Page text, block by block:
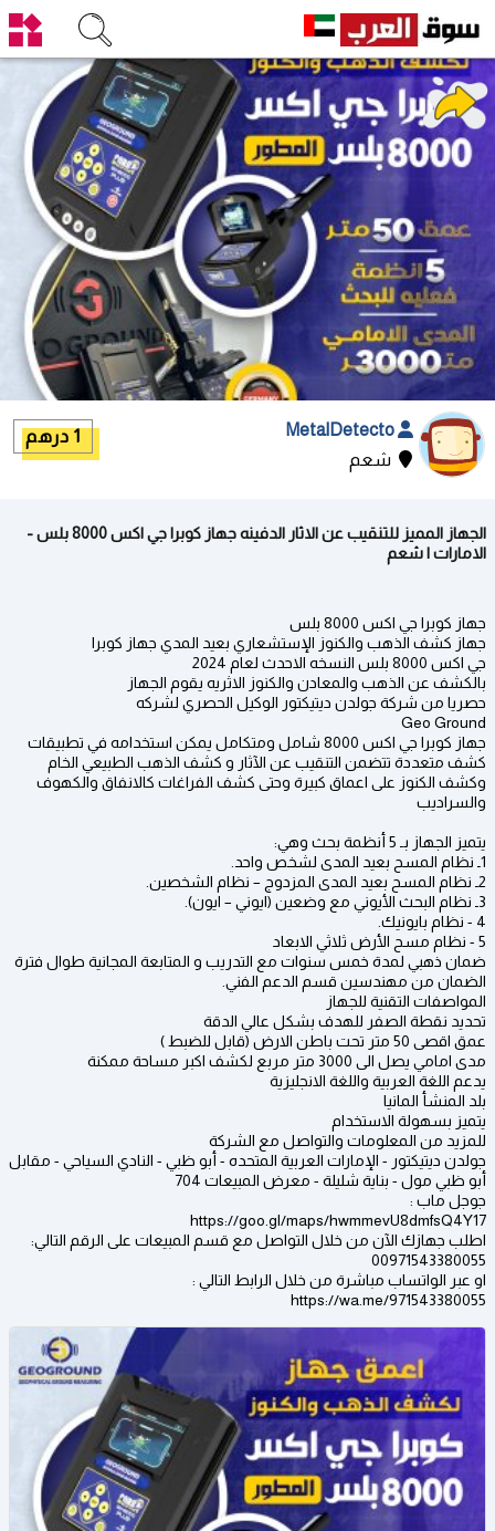
شعم
1 درهم
الجهاز المميز للتنقيب عن الاثار الدفينه جهاز كوبرا جي اكس 8000 بلس -
الامارات | شعم
جهاز كوبرا جي اكس 8000 بلس
جهاز كشف الذهب والكنوز الإستشعاري بعيد المدي جهاز كوبرا
جي اكس 8000 بلس النسخه الاحدث لعام 2024
بالكشف عن الذهب والمعادن والكنوز الاثريه يقوم الجهاز
حصريا من شركة جولدن ديتيكتور الوكيل الحصري لشركه
Geo Ground
جهاز كوبرا جي اكس 8000 شامل ومتكامل يمكن استخدامه في تطبيقات
كشف متعددة تتضمن التنقيب عن الآثار و كشف الذهب الطبيعي الخام
وكشف الكنوز على اعماق كبيرة وحتى كشف الفراغات كالانفاق والكهوف
والسراديب
يتميز الجهاز بـ 5 أنظمة بحث وهي:
1ـ نظام المسح بعيد المدى لشخص واحد.
2ـ نظام المسح بعيد المدى المزدوج – نظام الشخصين.
3ـ نظام البحث الأيوني مع وضعين (ايوني – ايون).
4 - نظام بايونيك.
5 - نظام مسح الأرض ثلاثي الابعاد
ضمان ذهبي لمدة خمس سنوات مع التدريب و المتابعة المجانية طوال فترة
الضمان من مهندسين قسم الدعم الفني.
المواصفات التقنية للجهاز
تحديد نقطة الصفر للهدف بشكل عالي الدقة
عمق اقصى 50 متر تحت باطن الارض (قابل للضبط )
مدى امامي يصل الى 3000 متر مربع لكشف اكبر مساحة ممكنة
يدعم اللغة العربية واللغة الانجليزية
بلد المنشأ المانيا
يتميز بسهولة الاستخدام
للمزيد من المعلومات والتواصل مع الشركة
جولدن ديتيكتور - الإمارات العربية المتحده - أبو ظبي - النادي السياحي - مقابل
أبو ظبي مول - بناية شليلة - معرض المبيعات 704
جوجل ماب :
https://goo.gl/maps/hwmmevU8dmfsQ4Y17
اطلب جهازك الآن من خلال التواصل مع قسم المبيعات على الرقم التالي:
00971543380055
او عبر الواتساب مباشرة من خلال الرابط التالي :
https://wa.me/971543380055